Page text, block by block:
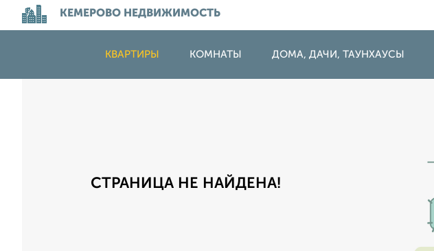
КЕМЕРОВО НЕДВИЖИМОСТЬ
КВАРТИРЫ КОМНАТЫ ДОМА, ДАЧИ, ТАУНХАУСЫ
СТРАНИЦА НЕ НАЙДЕНА!